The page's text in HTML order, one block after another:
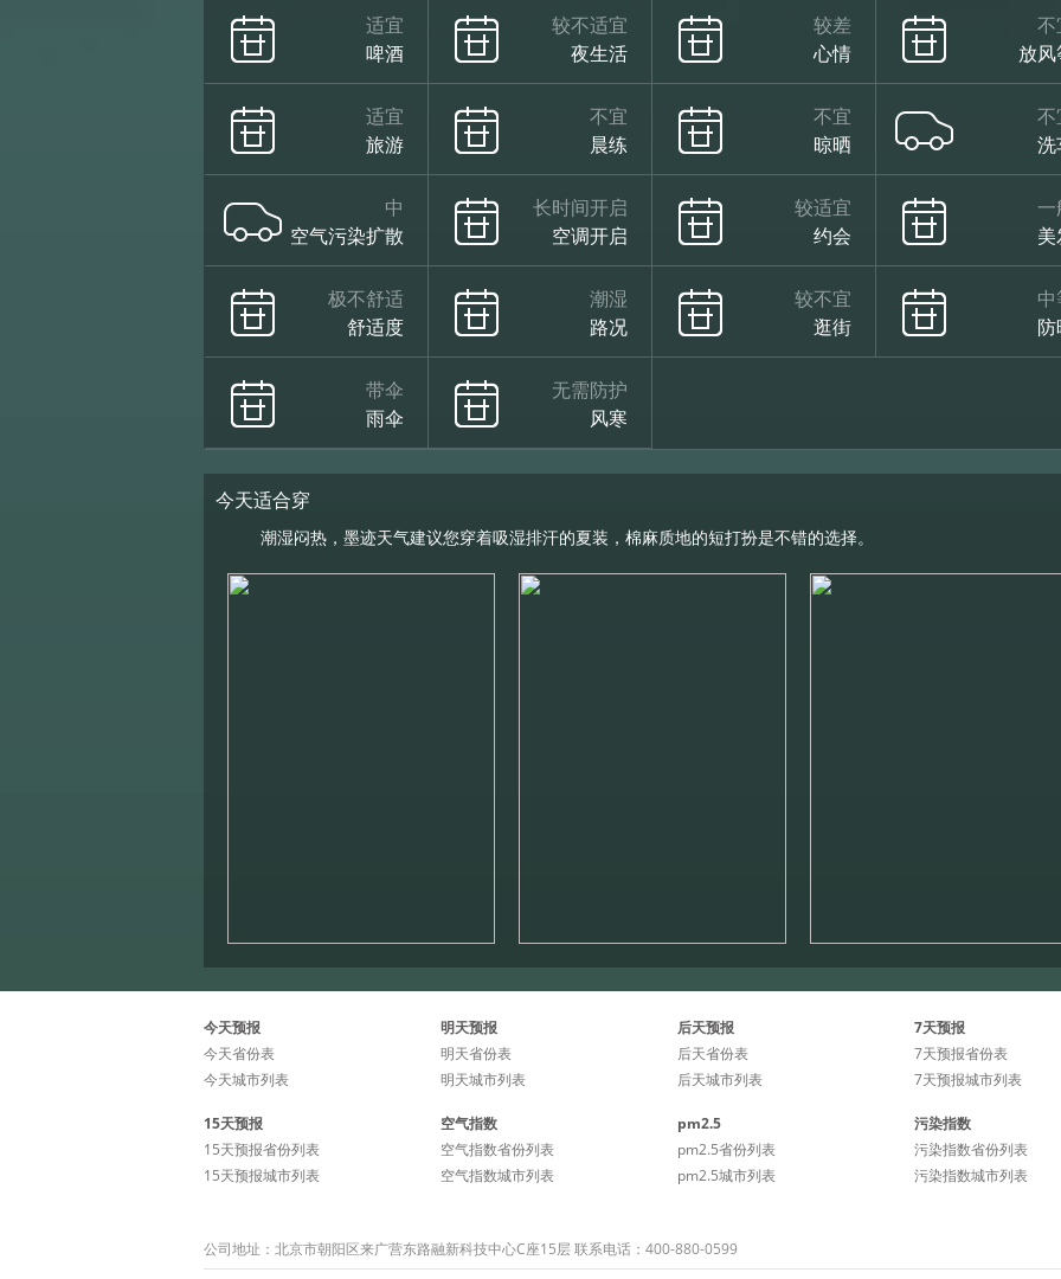
小雨
08/14
适宜
啤酒
较不适宜
夜生活
较差
心情
不
放
适宜
旅游
不宜
晨练
不宜
晾晒
不
洗
中
空气污染扩散
长时间开启
空调开启
较适宜
约会
一
极不舒适
舒适度
潮湿
路况
较不宜
逛街
中
防
带伞
雨伞
无需防护
风寒
今天适合穿
潮湿闷热，墨迹天气建议您穿着吸湿排汗的夏装，棉麻质地的短打扮是不错的选择。
今天预报
今天省份表
今天城市列表
明天预报
明天省份表
明天城市列表
后天预报
后天省份表
后天城市列表
7天预报
7天预报省份表
7天预报城市列表
15天预报
15天预报省份列表
15天预报城市列表
空气指数
空气指数省份列表
空气指数城市列表
pm2.5
pm2.5省份列表
pm2.5城市列表
污染指数
污染指数省份列表
污染指数城市列表
公司地址：北京市朝阳区来广营东路融新科技中心C座15层 联系电话：400-880-0599